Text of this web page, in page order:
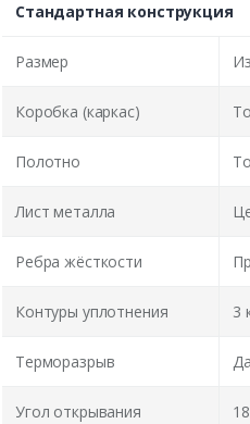
Стандартная конструкция
Размер
Коробка (каркас)
Полотно
Лист металла
Ребра жёсткости
Контуры уплотнения 3
Терморазрыв Да
Угол открывания